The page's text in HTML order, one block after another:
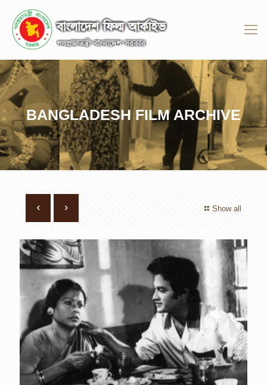
BANGLADESH FILM ARCHIVE
Show all